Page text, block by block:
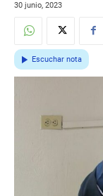
30 junio, 2023
Escuchar nota